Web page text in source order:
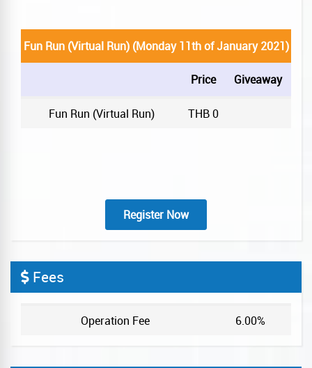
Fun Run (Virtual Run) (Monday 11th of January 2021)
Price Giveaway
Fun Run (Virtual Run) THB 0
Register Now
Fees
Operation Fee 6.00%